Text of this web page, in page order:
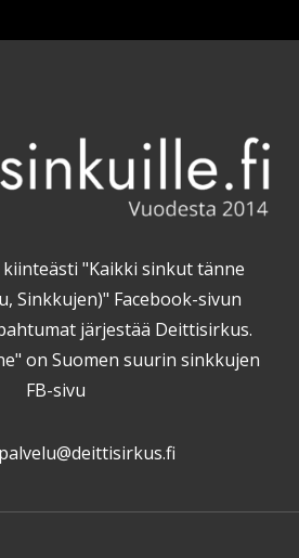
"Kaikki sinkut tänne
Sinkkujen)" Facebook-sivun
järjestää Deittisirkus.
on Suomen suurin sinkkujen
FB-sivu